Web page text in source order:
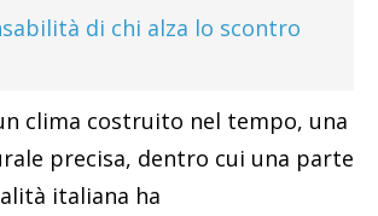
di chi alza lo scontro
clima costruito nel tempo, una
precisa, dentro cui una parte
italiana ha